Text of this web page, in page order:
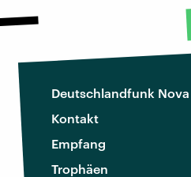
Deutschlandfunk Nova
Kontakt
Empfang
Trophäen